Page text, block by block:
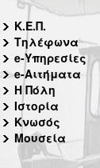
Κ.Ε.Π.
Τηλέφωνα
e-Υπηρεσίες
e-Αιτήματα
Η Πόλη
Ιστορία
Κνωσός
Μουσεία